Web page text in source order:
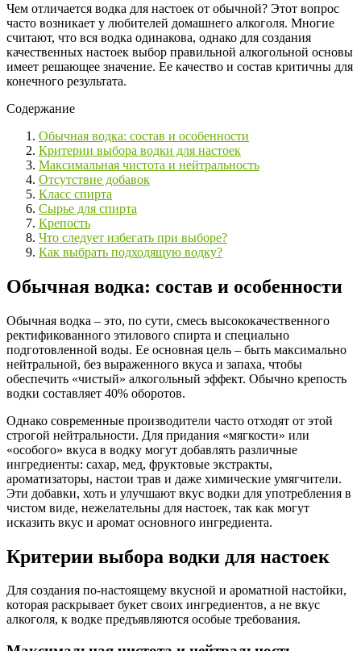
Чем отличается водка для настоек от обычной? Этот вопрос
часто возникает у любителей домашнего алкоголя. Многие
считают, что вся водка одинакова, однако для создания
качественных настоек выбор правильной алкогольной основы
имеет решающее значение. Ее качество и состав критичны для
конечного результата.
Содержание
Обычная водка: состав и особенности
Критерии выбора водки для настоек
Максимальная чистота и нейтральность
Отсутствие добавок
Класс спирта
Сырье для спирта
Крепость
Что следует избегать при выборе?
Как выбрать подходящую водку?
Обычная водка: состав и особенности
Обычная водка – это, по сути, смесь высококачественного
ректификованного этилового спирта и специально
подготовленной воды. Ее основная цель – быть максимально
нейтральной, без выраженного вкуса и запаха, чтобы
обеспечить «чистый» алкогольный эффект. Обычно крепость
водки составляет 40% оборотов.
Однако современные производители часто отходят от этой
строгой нейтральности. Для придания «мягкости» или
«особого» вкуса в водку могут добавлять различные
ингредиенты: сахар, мед, фруктовые экстракты,
ароматизаторы, настои трав и даже химические умягчители.
Эти добавки, хоть и улучшают вкус водки для употребления в
чистом виде, нежелательны для настоек, так как могут
исказить вкус и аромат основного ингредиента.
Критерии выбора водки для настоек
Для создания по-настоящему вкусной и ароматной настойки,
которая раскрывает букет своих ингредиентов, а не вкус
алкоголя, к водке предъявляются особые требования.